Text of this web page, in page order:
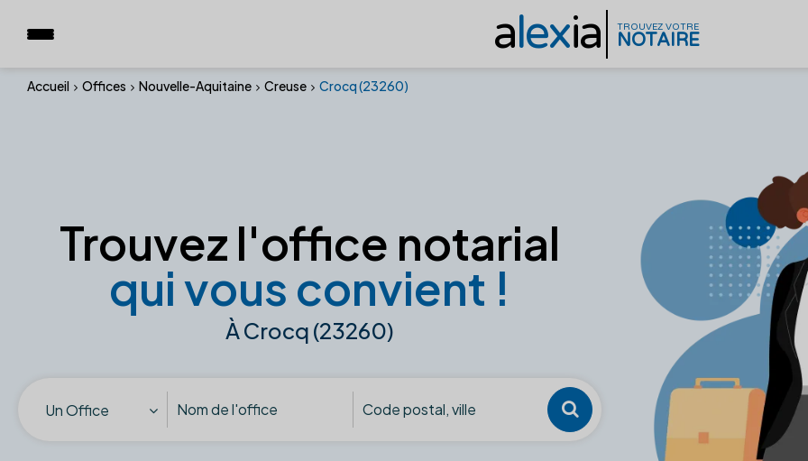
alexia TROUVEZ VOTRE
NOTAIRE
Accueil Offices Nouvelle-Aquitaine Creuse Crocq (23260)
Trouvez l'office notarial
qui vous convient !
À Crocq (23260)
Un Office